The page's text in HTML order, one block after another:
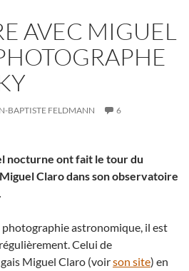
AVEC MIGUEL
BAPTISTE FELDMANN
6
nocturne ont fait le tour du
Claro dans son observatoire
astronomique, il est
Celui de
Miguel Claro (voirson site) en